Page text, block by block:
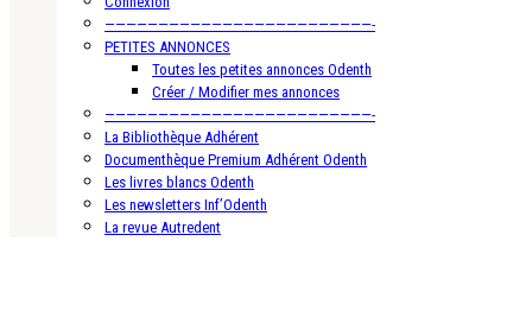
—————————————————————————-
PETITES ANNONCES
Toutes les petites annonces Odenth
Créer / Modifier mes annonces
—————————————————————————-
La Bibliothèque Adhérent
Documenthèque Premium Adhérent Odenth
Les livres blancs Odenth
Les newsletters Inf’Odenth
La revue Autredent